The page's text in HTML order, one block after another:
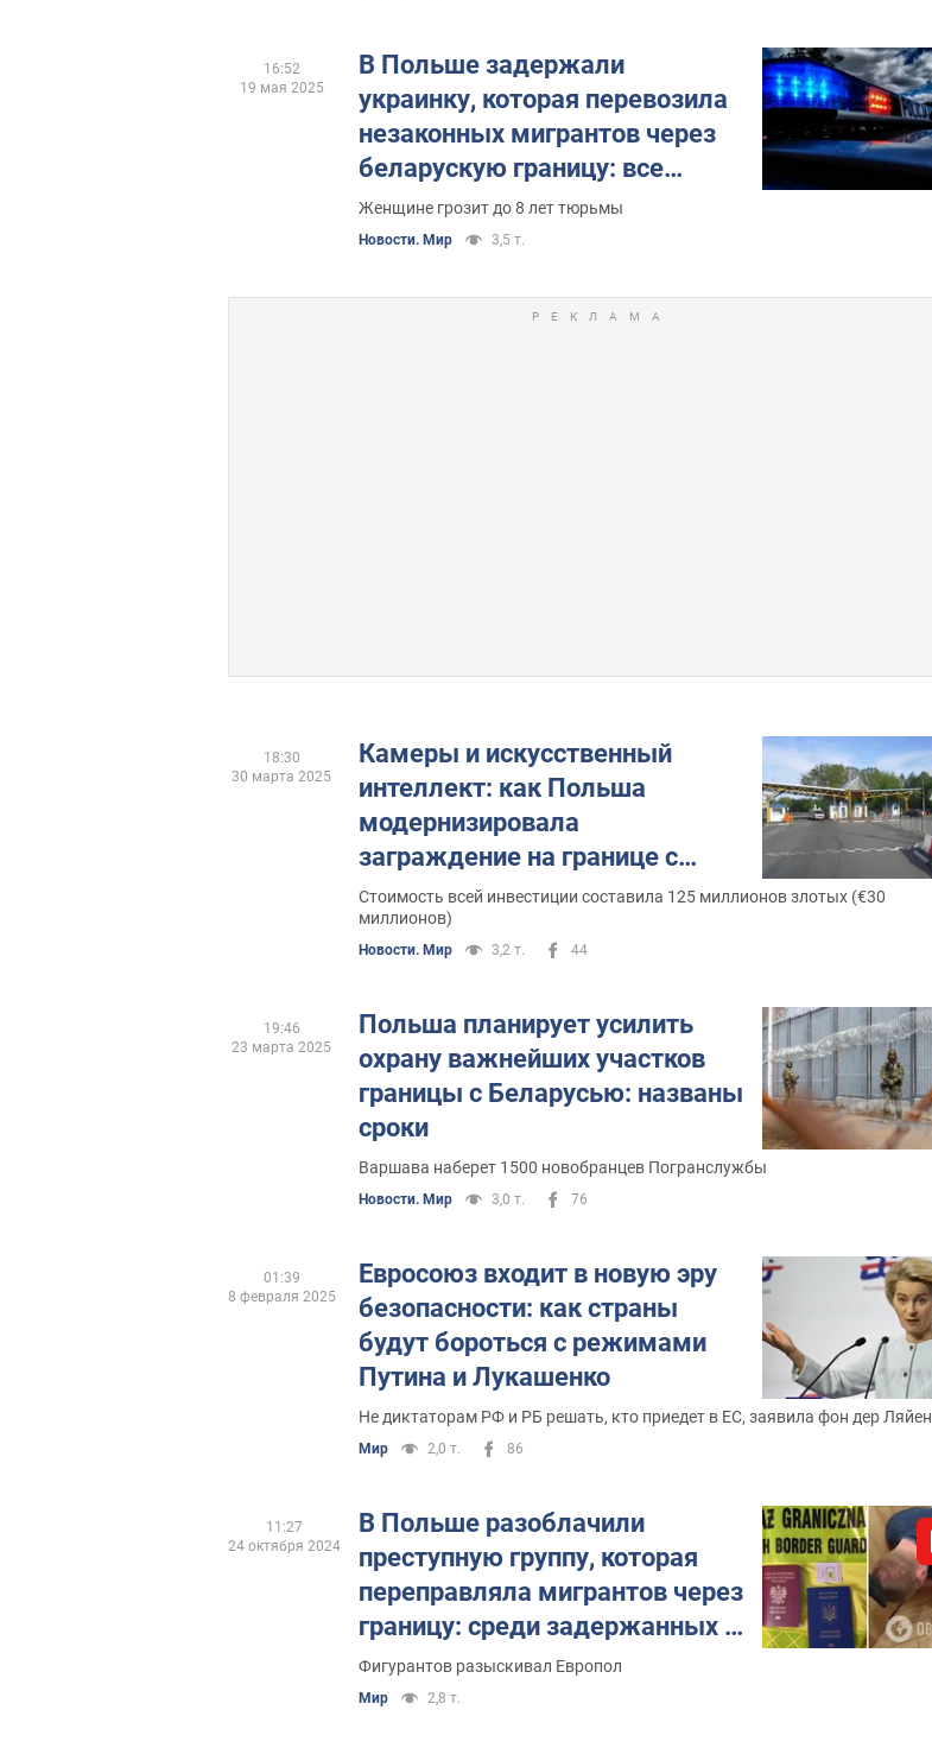
В Польше задержали
украинку, которая перевозила
незаконных мигрантов через
беларускую границу: все
подробности
Женщине грозит до 8 лет тюрьмы
Новости. Мир 3,5 т.
16:52
19 мая 2025
Камеры и искусственный
интеллект: как Польша
модернизировала
заграждение на границе с
Беларусью
Стоимость всей инвестиции составила 125 миллионов злотых (€30
миллионов)
Новости. Мир 3,2 т. 44
18:30
30 марта 2025
Польша планирует усилить
охрану важнейших участков
границы с Беларусью: названы
сроки
Варшава наберет 1500 новобранцев Погранслужбы
Новости. Мир 3,0 т. 76
19:46
23 марта 2025
Евросоюз входит в новую эру
безопасности: как страны
будут бороться с режимами
Путина и Лукашенко
Не диктаторам РФ и РБ решать, кто приедет в ЕС, заявила фон дер Ляйен
Мир 2,0 т. 86
01:39
8 февраля 2025
В Польше разоблачили
преступную группу, которая
переправляла мигрантов через
границу: среди задержанных –
украинцы. Фото и видео
Фигурантов разыскивал Европол
Мир 2,8 т.
11:27
24 октября 2024